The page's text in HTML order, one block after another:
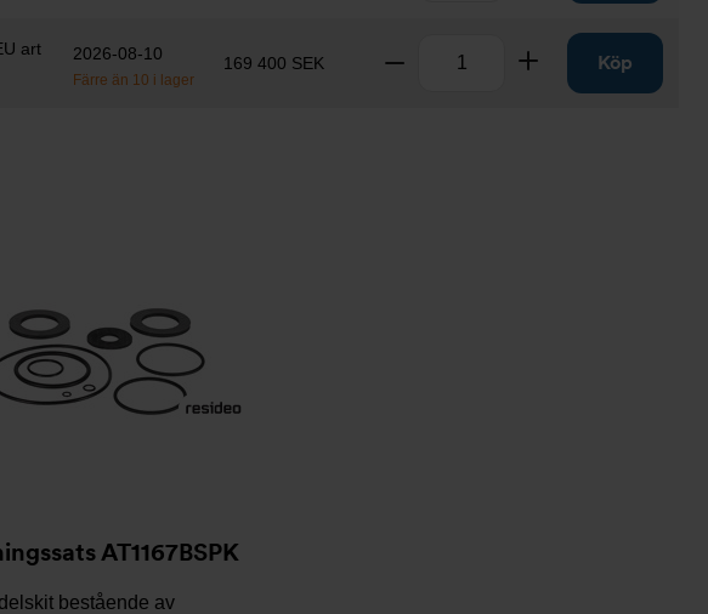
art
2026-08-10
Färre än 10 i lager
169 400 SEK Ta bort Lägg tillKöp
AT1167BSPK
bestående av